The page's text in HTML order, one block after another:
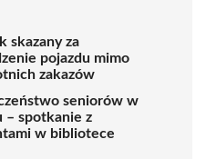
skazany za
pojazdu mimo
zakazów
seniorów w
– spotkanie z
w bibliotece